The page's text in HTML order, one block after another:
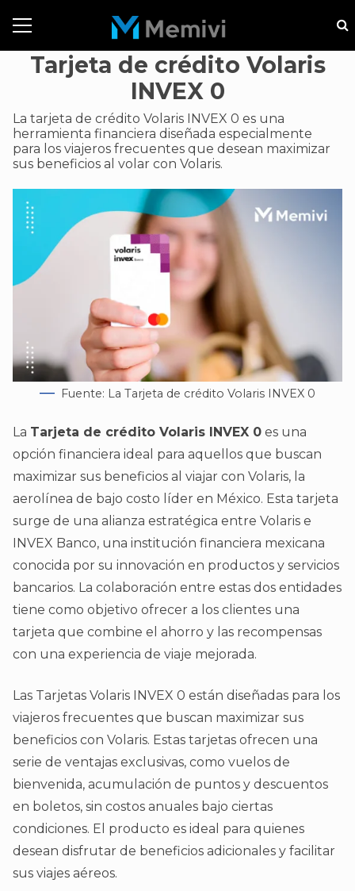
Tarjeta de crédito Volaris
INVEX 0
La tarjeta de crédito Volaris INVEX 0 es una
herramienta financiera diseñada especialmente
para los viajeros frecuentes que desean maximizar
sus beneficios al volar con Volaris.
Fuente: La Tarjeta de crédito Volaris INVEX 0
La Tarjeta de crédito Volaris INVEX 0 es una
opción financiera ideal para aquellos que buscan
maximizar sus beneficios al viajar con Volaris, la
aerolínea de bajo costo líder en México. Esta tarjeta
surge de una alianza estratégica entre Volaris e
INVEX Banco, una institución financiera mexicana
conocida por su innovación en productos y servicios
bancarios. La colaboración entre estas dos entidades
tiene como objetivo ofrecer a los clientes una
tarjeta que combine el ahorro y las recompensas
con una experiencia de viaje mejorada.
Las Tarjetas Volaris INVEX 0 están diseñadas para los
viajeros frecuentes que buscan maximizar sus
beneficios con Volaris. Estas tarjetas ofrecen una
serie de ventajas exclusivas, como vuelos de
bienvenida, acumulación de puntos y descuentos
en boletos, sin costos anuales bajo ciertas
condiciones. El producto es ideal para quienes
desean disfrutar de beneficios adicionales y facilitar
sus viajes aéreos.